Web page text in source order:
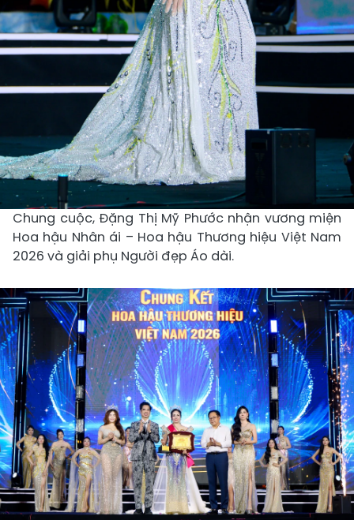
Chung cuộc, Đặng Thị Mỹ Phước nhận vương miện
Hoa hậu Nhân ái – Hoa hậu Thương hiệu Việt Nam
2026 và giải phụ Người đẹp Áo dài.